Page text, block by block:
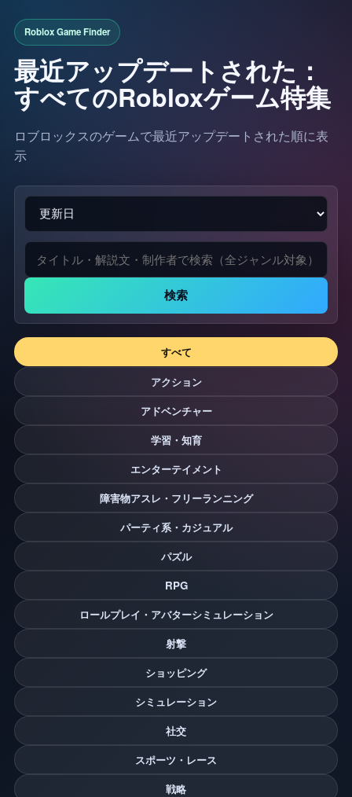
最近アップデートされた：
すべてのRobloxゲーム特集
ロブロックスのゲームで最近アップデートされた順に表
示
検索
すべて
アクション
アドベンチャー
学習・知育
エンターテイメント
障害物アスレ・フリーランニング
パーティ系・カジュアル
パズル
RPG
ロールプレイ・アバターシミュレーション
射撃
ショッピング
シミュレーション
社交
スポーツ・レース
戦略